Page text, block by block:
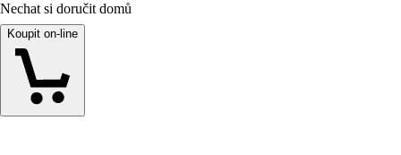
Nechat si doručit domů
Koupit on-line